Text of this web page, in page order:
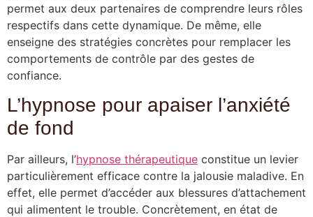
permet aux deux partenaires de comprendre leurs rôles
respectifs dans cette dynamique. De même, elle
enseigne des stratégies concrètes pour remplacer les
comportements de contrôle par des gestes de
confiance.
L’hypnose pour apaiser l’anxiété
de fond
Par ailleurs, l’hypnose thérapeutique constitue un levier
particulièrement efficace contre la jalousie maladive. En
effet, elle permet d’accéder aux blessures d’attachement
qui alimentent le trouble. Concrètement, en état de